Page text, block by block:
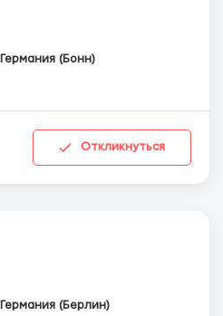
Германия (Бонн)
Откликнуться
Германия (Берлин)